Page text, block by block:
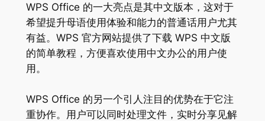
WPS Office 的一大亮点是其中文版本，这对于
希望提升母语使用体验和能力的普通话用户尤其
有益。WPS 官方网站提供了下载 WPS 中文版
的简单教程，方便喜欢使用中文办公的用户使
用。
WPS Office 的另一个引人注目的优势在于它注
重协作。用户可以同时处理文件，实时分享见解